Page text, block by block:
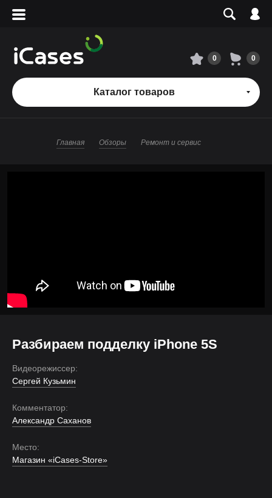
Вход
Сервисный центр
О магазине
0 0
Каталог товаров
Главная Обзоры Ремонт и сервис
Разбираем подделку iPhone 5S
Видеорежиссер:
Сергей Кузьмин
Комментатор:
Александр Саханов
Место:
Магазин «iCases-Store»